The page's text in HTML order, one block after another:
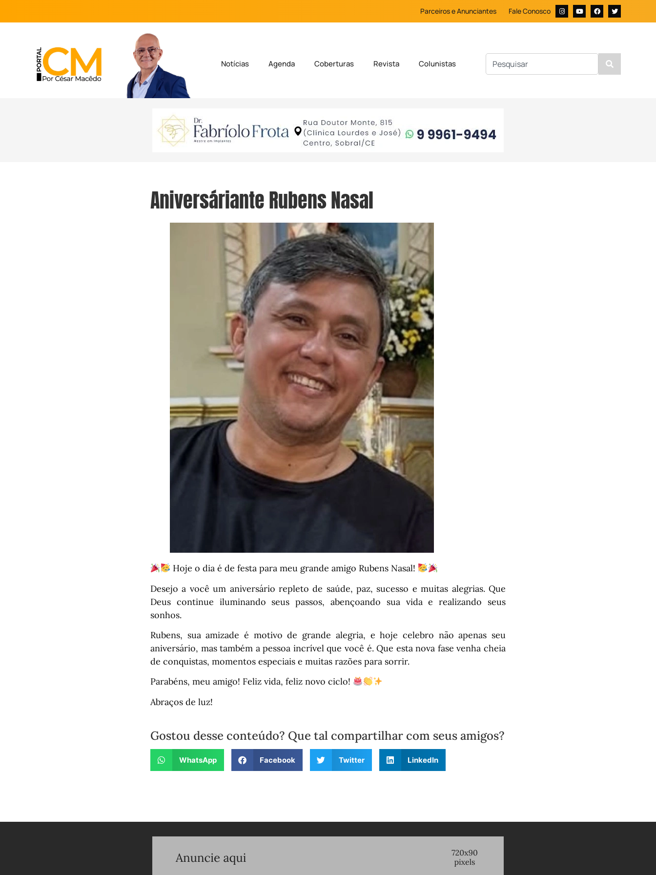
Parceiros e Anunciantes Fale Conosco
Notícias Agenda Coberturas Revista Colunistas
Aniversáriante Rubens Nasal
Hoje o dia é de festa para meu grande amigo Rubens Nasal!
Desejo a você um aniversário repleto de saúde, paz, sucesso e muitas alegrias. Que
Deus continue iluminando seus passos, abençoando sua vida e realizando seus
sonhos.
Rubens, sua amizade é motivo de grande alegria, e hoje celebro não apenas seu
aniversário, mas também a pessoa incrível que você é. Que esta nova fase venha cheia
de conquistas, momentos especiais e muitas razões para sorrir.
Parabéns, meu amigo! Feliz vida, feliz novo ciclo!
Abraços de luz!
Gostou desse conteúdo? Que tal compartilhar com seus amigos?
WhatsApp Facebook Twitter LinkedIn